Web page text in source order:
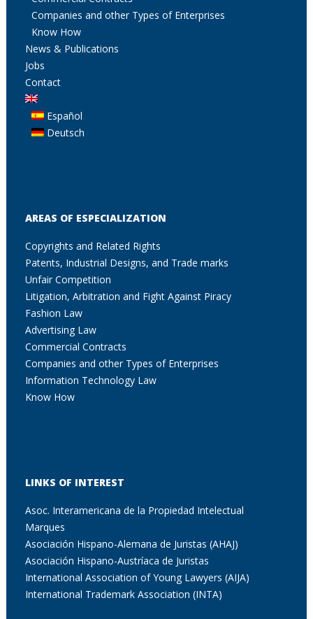
Companies and other Types of Enterprises
Know How
News & Publications
Jobs
Contact
Español
Deutsch
AREAS OF ESPECIALIZATION
Copyrights and Related Rights
Patents, Industrial Designs, and Trade marks
Unfair Competition
Litigation, Arbitration and Fight Against Piracy
Fashion Law
Advertising Law
Commercial Contracts
Companies and other Types of Enterprises
Information Technology Law
Know How
LINKS OF INTEREST
Asoc. Interamericana de la Propiedad Intelectual
Marques
Asociación Hispano-Alemana de Juristas (AHAJ)
Asociación Hispano-Austríaca de Juristas
International Association of Young Lawyers (AIJA)
International Trademark Association (INTA)